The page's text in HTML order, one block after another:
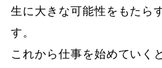
生に大きな可能性をもたら
す。
これから仕事を始めていく